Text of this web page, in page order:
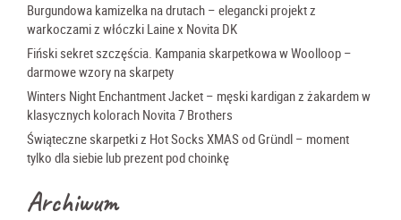
Burgundowa kamizelka na drutach – elegancki projekt z
warkoczami z włóczki Laine x Novita DK
Fiński sekret szczęścia. Kampania skarpetkowa w Woolloop –
darmowe wzory na skarpety
Winters Night Enchantment Jacket – męski kardigan z żakardem w
klasycznych kolorach Novita 7 Brothers
Świąteczne skarpetki z Hot Socks XMAS od Gründl – moment
tylko dla siebie lub prezent pod choinkę
Archiwum